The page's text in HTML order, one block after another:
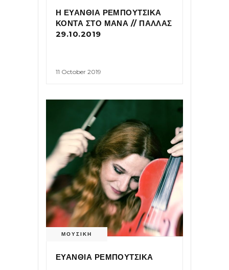
Η ΕΥΑΝΘΙΑ ΡΕΜΠΟΥΤΣΙΚΑ
ΚΟΝΤΑ ΣΤΟ ΜΑΝΑ // ΠΑΛΛΑΣ
29.10.2019
11 October 2019
ΜΟΥΣΙΚΗ
ΕΥΑΝΘΙΑ ΡΕΜΠΟΥΤΣΙΚΑ